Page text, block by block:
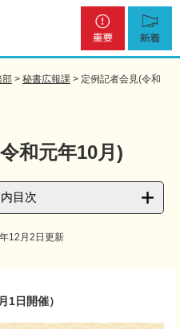
部 > 秘書広報課 > 定例記者会見(令和
和元年10月)
目次
12月2日更新
1日開催）